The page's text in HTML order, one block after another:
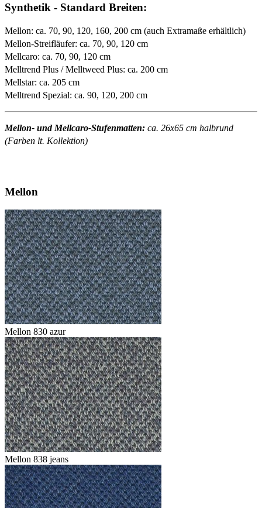
Synthetik - Standard Breiten:
Mellon: ca. 70, 90, 120, 160, 200 cm (auch Extramaße erhältlich)
Mellon-Streifläufer: ca. 70, 90, 120 cm
Mellcaro: ca. 70, 90, 120 cm
Melltrend Plus / Melltweed Plus: ca. 200 cm
Mellstar: ca. 205 cm
Melltrend Spezial: ca. 90, 120, 200 cm
Mellon- und Mellcaro-Stufenmatten: ca. 26x65 cm halbrund
(Farben lt. Kollektion)
Mellon
Mellon 830 azur
Mellon 838 jeans